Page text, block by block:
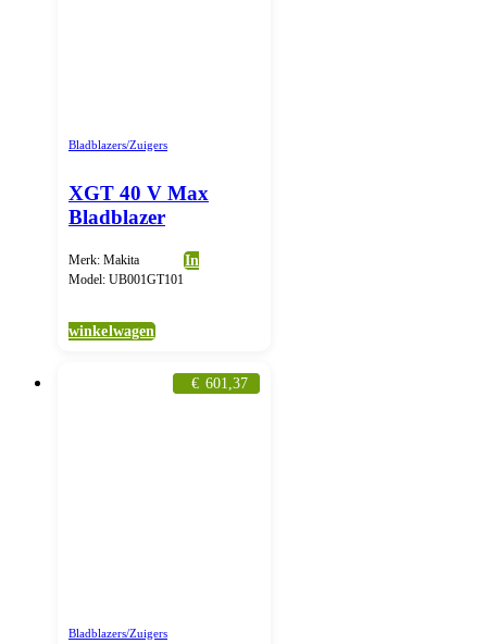
Bladblazers/Zuigers
XGT 40 V Max
Bladblazer
Merk: Makita
Model: UB001GT101
In
winkelwagen
€ 601,37
Bladblazers/Zuigers